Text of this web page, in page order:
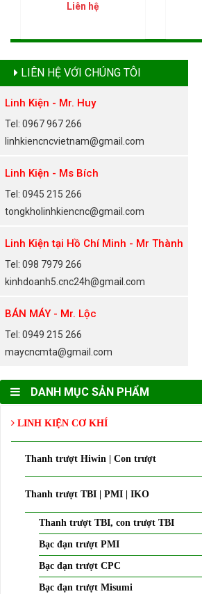
Liên hệ
LIÊN HỆ VỚI CHÚNG TÔI
Linh Kiện - Mr. Huy
Tel: 0967 967 266
linhkiencncvietnam@gmail.com
Linh Kiện - Ms Bích
Tel: 0945 215 266
tongkholinhkiencnc@gmail.com
Linh Kiện tại Hồ Chí Minh - Mr Thành
Tel: 098 7979 266
kinhdoanh5.cnc24h@gmail.com
BÁN MÁY - Mr. Lộc
Tel: 0949 215 266
maycncmta@gmail.com
DANH MỤC SẢN PHẨM
LINH KIỆN CƠ KHÍ
Thanh trượt Hiwin | Con trượt
Thanh trượt TBI | PMI | IKO
Thanh trượt TBI, con trượt TBI
Bạc đạn trượt PMI
Bạc đạn trượt CPC
Bạc đạn trượt Misumi